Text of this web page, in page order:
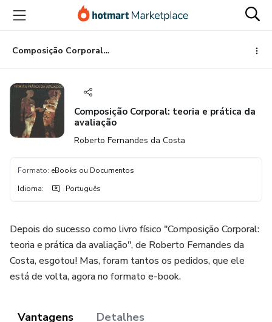
para
conteúdo
principal
para
pagamento
para
rodapé
Composição Corporal: teoria e prática da avaliação
Composição Corporal: teoria e prática da
avaliação
Roberto Fernandes da Costa
Formato: eBooks ou Documentos
Idioma: Português
Depois do sucesso como livro físico "Composição Corporal:
teoria e prática da avaliação", de Roberto Fernandes da
Costa, esgotou! Mas, foram tantos os pedidos, que ele
está de volta, agora no formato e-book.
Vantagens Detalhes